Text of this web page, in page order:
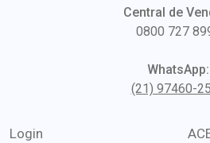
Central de
0800 727
WhatsApp:
(21) 97460-
Login